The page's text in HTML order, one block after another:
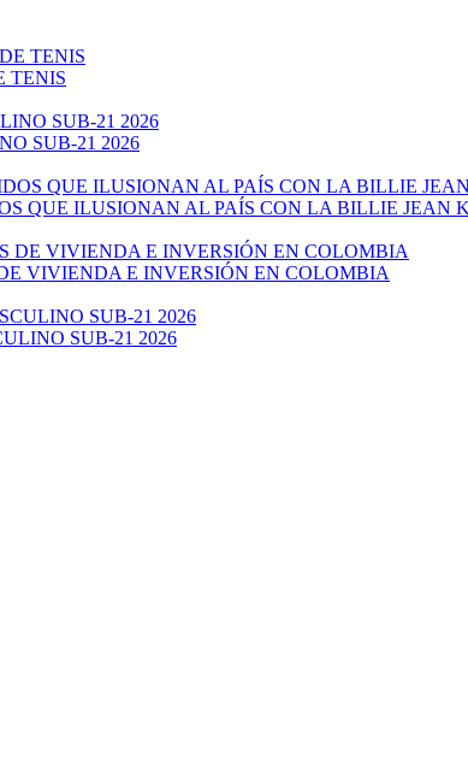
TENIS
SUB-21 2026
QUE ILUSIONAN AL PAÍS CON LA BILLIE JEAN
VIVIENDA E INVERSIÓN EN COLOMBIA
SUB-21 2026